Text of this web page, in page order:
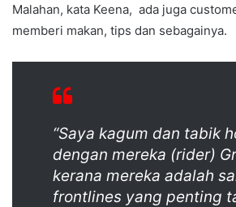
Malahan, kata Keena, ada juga
memberi makan, tips dan sebagainya.
“Saya kagum dan tabik
dengan mereka (rider)
kerana mereka adalah
frontlines yang penting